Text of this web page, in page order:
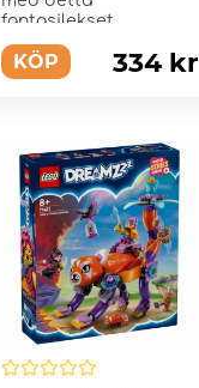
fantasilekset
KÖP 334 kr